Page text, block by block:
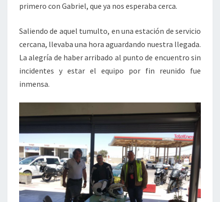
primero con Gabriel, que ya nos esperaba cerca.
Saliendo de aquel tumulto, en una estación de servicio
cercana, llevaba una hora aguardando nuestra llegada.
La alegría de haber arribado al punto de encuentro sin
incidentes y estar el equipo por fin reunido fue
inmensa.